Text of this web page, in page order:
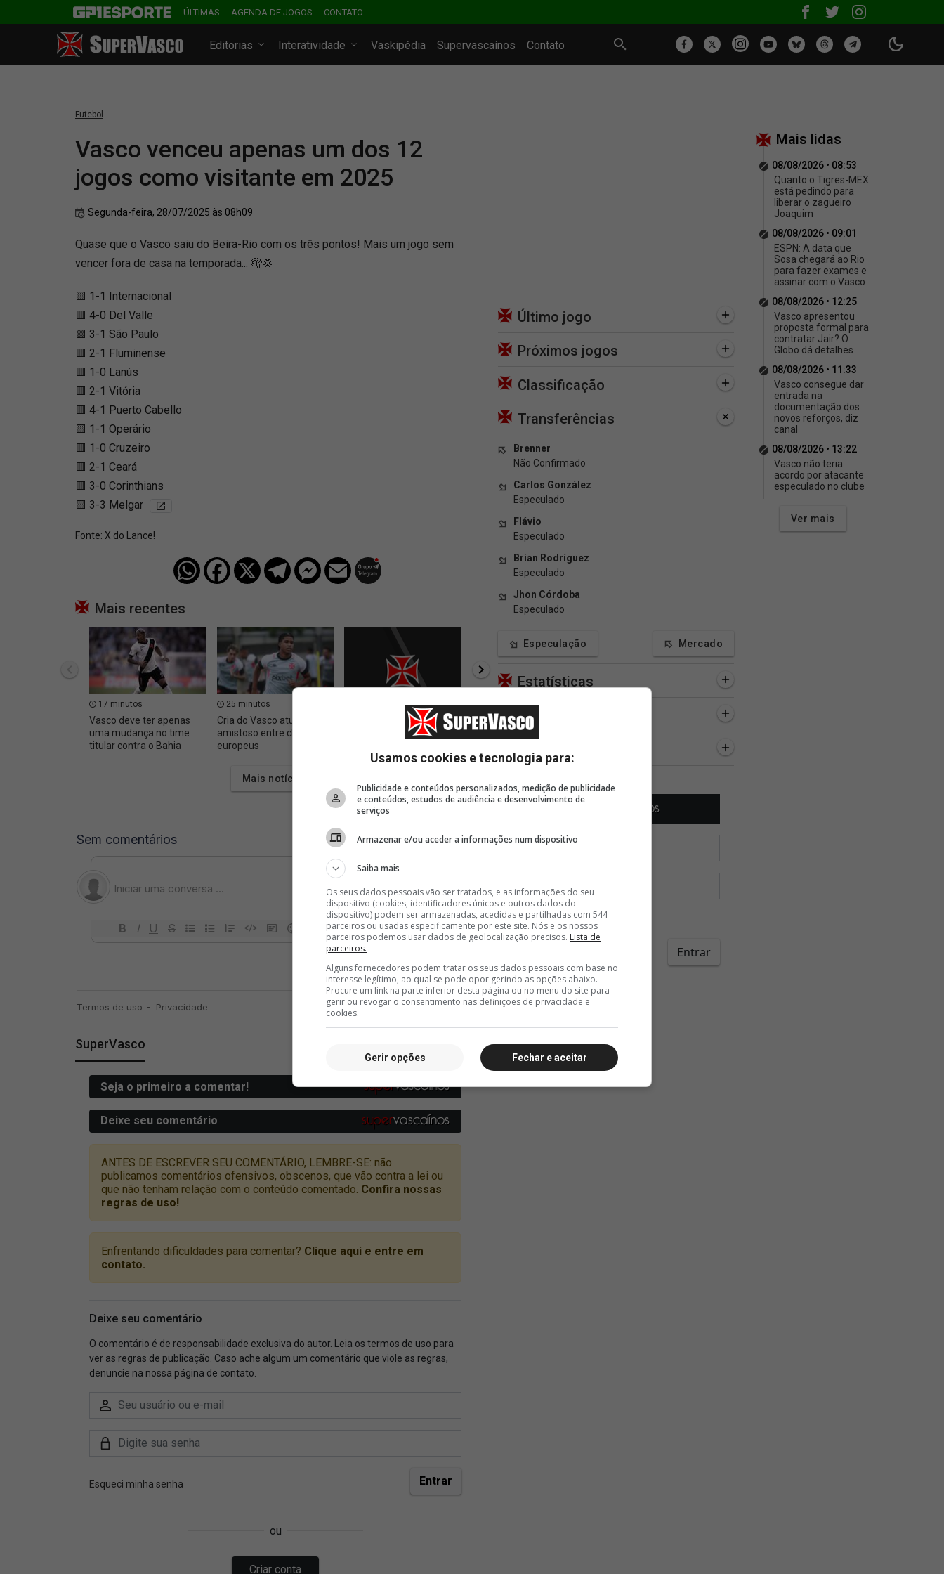
ÚLTIMAS AGENDA DE JOGOS CONTATO
Editorias Interatividade Vaskipédia Supervascaínos Contato
Futebol
Vasco venceu apenas um dos 12
jogos como visitante em 2025
Segunda-feira, 28/07/2025 às 08h09
Quase que o Vasco saiu do Beira-Rio com os três pontos! Mais um jogo sem
vencer fora de casa na temporada... 🫣💢
🟨 1-1 Internacional
🟥 4-0 Del Valle
🟩 3-1 São Paulo
🟥 2-1 Fluminense
🟥 1-0 Lanús
🟥 2-1 Vitória
🟥 4-1 Puerto Cabello
🟨 1-1 Operário
🟥 1-0 Cruzeiro
🟥 2-1 Ceará
🟥 3-0 Corinthians
🟨 3-3 Melgar
Fonte: X do Lance!
Mais recentes
17 minutos
Vasco deve ter apenas
uma mudança no time
titular contra o Bahia
25 minutos
Cria do Vasco atuou em
amistoso entre clubes
europeus
Feminino: Vasco aquece
no Estádio Rei Pelé
37 minutos
Vasco publica imagens do
time rumo a Salvador
Feminino: Vascaínas
do campo no Rei Pelé
Mais notícias
SuperVasco
Último jogo
Próximos jogos
Classificação
Transferências
Brenner
Não Confirmado
Carlos González
Especulado
Flávio
Especulado
Brian Rodríguez
Especulado
Jhon Córdoba
Especulado
Especulação Mercado
Estatísticas
Blogs
Apoie
Mais lidas
08/08/2026 • 08:53
Quanto o Tigres-MEX
está pedindo para
liberar o zagueiro
Joaquim
08/08/2026 • 09:01
ESPN: A data que
Sosa chegará ao Rio
para fazer exames e
assinar com o Vasco
08/08/2026 • 12:25
Vasco apresentou
proposta formal para
contratar Jair? O
Globo dá detalhes
08/08/2026 • 11:33
Vasco consegue dar
entrada na
documentação dos
novos reforços, diz
canal
08/08/2026 • 13:22
Vasco não teria
acordo por atacante
especulado no clube
Ver mais
Usamos cookies e tecnologia para:
Publicidade e conteúdos personalizados, medição de publicidade
e conteúdos, estudos de audiência e desenvolvimento de
serviços
Armazenar e/ou aceder a informações num dispositivo
Saiba mais
Os seus dados pessoais vão ser tratados, e as informações do seu
dispositivo (cookies, identificadores únicos e outros dados do
dispositivo) podem ser armazenadas, acedidas e partilhadas com 544
parceiros ou usadas especificamente por este site. Nós e os nossos
parceiros podemos usar dados de geolocalização precisos. Lista de
parceiros.
Alguns fornecedores podem tratar os seus dados pessoais com base no
interesse legítimo, ao qual se pode opor gerindo as opções abaixo.
Procure um link na parte inferior desta página ou no menu do site para
gerir ou revogar o consentimento nas definições de privacidade e
cookies.
Fechar e aceitar
Gerir opções